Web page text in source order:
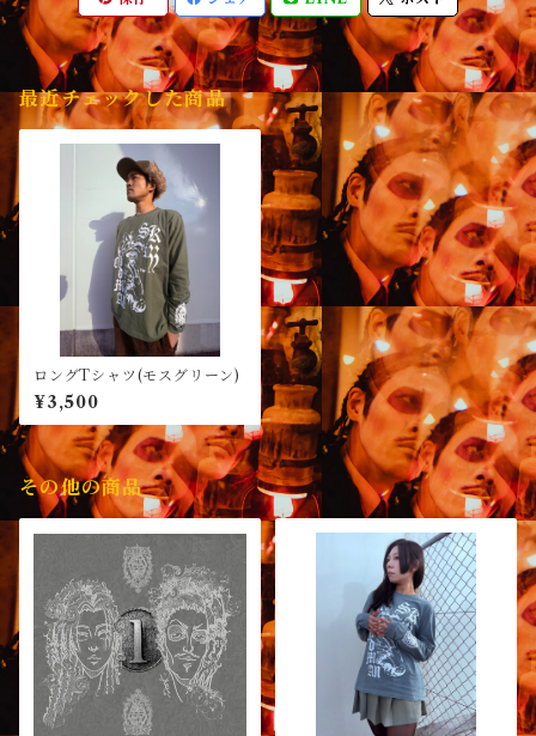
最近チェックした商品
ロングTシャツ(モスグリーン)
¥3,500
その他の商品